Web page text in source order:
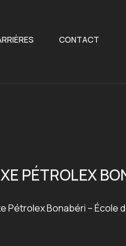
CONTACT
PÉTROLEX
Pétrolex Bonabéri – École